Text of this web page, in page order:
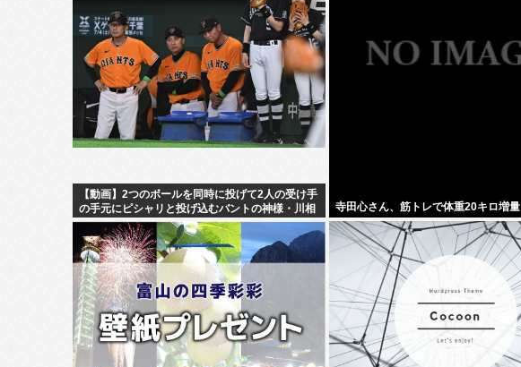
【動画】2つのボールを同時に投げて2人の受け手
の手元にピシャリと投げ込むバントの神様・川相
の異次元キャッチボールがこちら
寺田心さん、筋トレで体重20キロ増量